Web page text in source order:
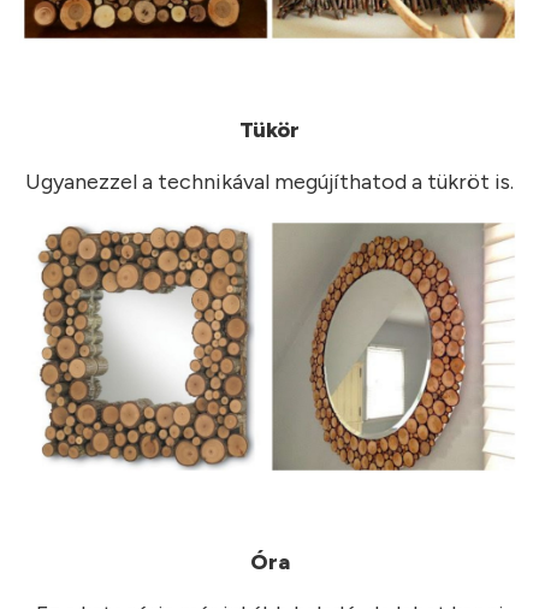
Tükör
Ugyanezzel a technikával megújíthatod a tükröt is.
Óra